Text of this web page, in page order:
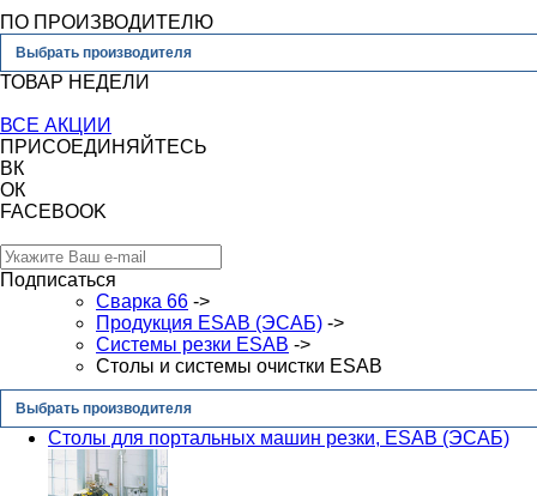
ПО ПРОИЗВОДИТЕЛЮ
Выбрать производителя
ТОВАР НЕДЕЛИ
ВСЕ АКЦИИ
ПРИСОЕДИНЯЙТЕСЬ
ВК
ОК
FACEBOOK
Подписаться
Сварка 66 ->
Продукция ESAB (ЭСАБ) ->
Системы резки ESAB ->
Столы и системы очистки ESAB
Выбрать производителя
Столы для портальных машин резки, ESAB (ЭСАБ)